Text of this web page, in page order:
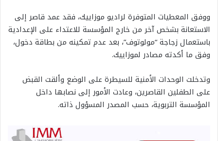
ووفق المعطيات المتوفرة لراديو موزاييك، فقد عمد قاصر إلى
الاستعانة بشخص آخر من خارج المؤسسة للاعتداء على الإعدادية
باستعمال زجاجة “مولوتوف”، بعد عدم تمكينه من بطاقة دخول،
وفق ما أكدته مصادر لموزاييك.
وتدخلت الوحدات الأمنية للسيطرة على الوضع وألقت القبض
على الطفلين القاصرين، وعادت الأمور إلى نصابها داخل
المؤسسة التربوية، حسب المصدر المسؤول ذاته.